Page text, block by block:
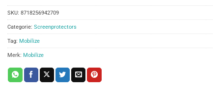
SKU: 8718256942709
Categorie: Screenprotectors
Tag: Mobilize
Merk: Mobilize